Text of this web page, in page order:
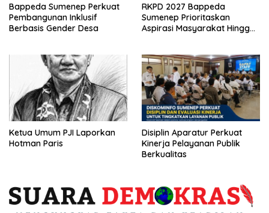
Bappeda Sumenep Perkuat
Pembangunan Inklusif
Berbasis Gender Desa
RKPD 2027 Bappeda
Sumenep Prioritaskan
Aspirasi Masyarakat Hingga
Ketua Umum PJI Laporkan
Hotman Paris
Disiplin Aparatur Perkuat
Kinerja Pelayanan Publik
Berkualitas